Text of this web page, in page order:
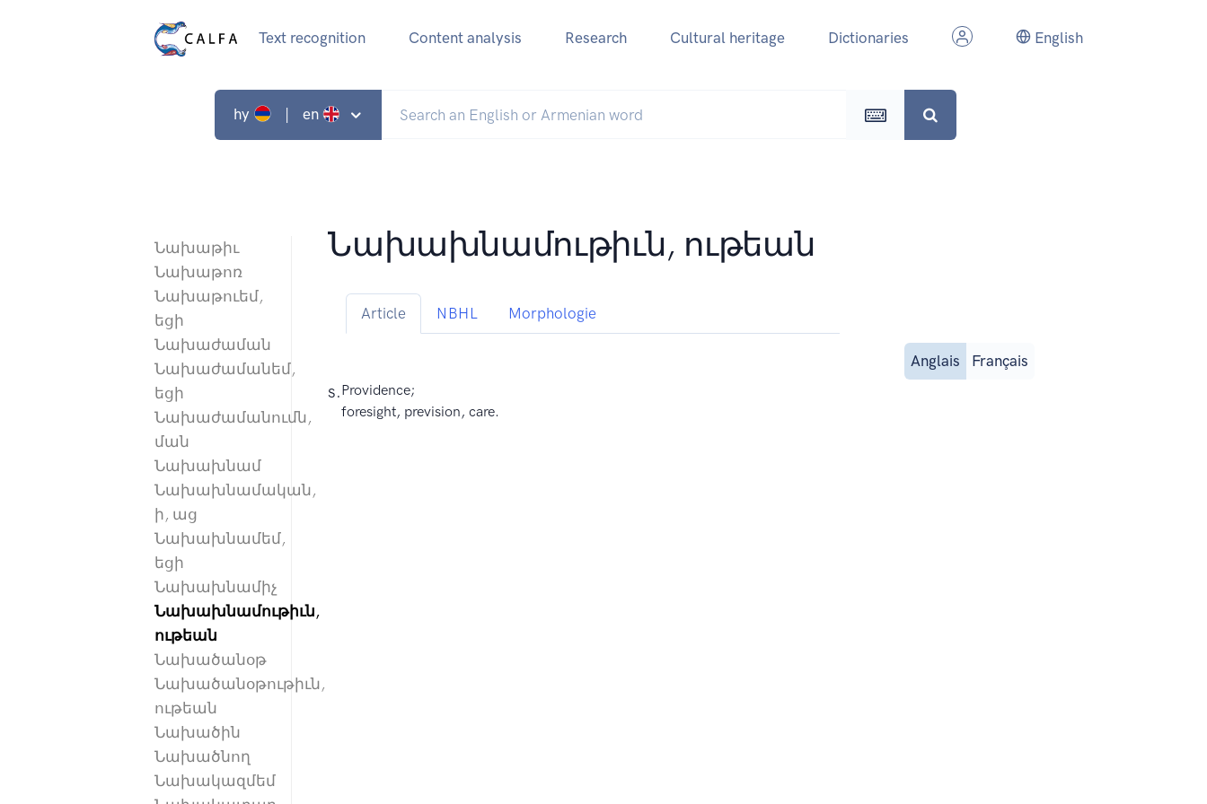
Text recognition Content analysis Research Cultural heritage Dictionaries English
hy | en
Նախաթիւ
Նախաթոռ
Նախաթուեմ,
եցի
Նախաժաման
Նախաժամանեմ,
եցի
Նախաժամանումն,
ման
Նախախնամ
Նախախնամական,
ի, աց
Նախախնամեմ,
եցի
Նախախնամիչ
Նախախնամութիւն,
ութեան
Նախածանօթ
Նախածանօթութիւն,
ութեան
Նախածին
Նախածնող
Նախակազմեմ
Նախախնամութիւն, ութեան
Article NBHL Morphologie
Anglais Français
s.Providence;
foresight, prevision, care.